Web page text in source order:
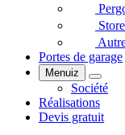
Portes de garage
Menuiz
Société
Réalisations
Devis gratuit